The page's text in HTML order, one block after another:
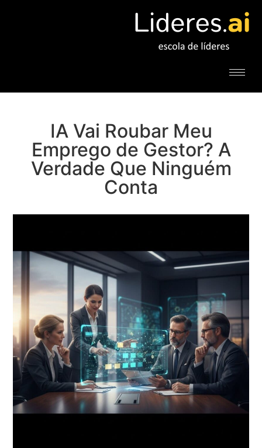
IA Vai Roubar Meu
Emprego de Gestor? A
Verdade Que Ninguém
Conta